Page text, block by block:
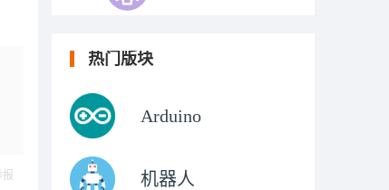
报
热门版块
Arduino
机器人